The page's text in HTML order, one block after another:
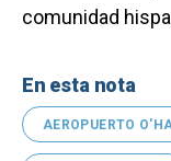
comunidad
En esta nota
AEROPUERTO